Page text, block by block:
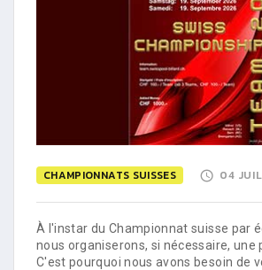
CHAMPIONNATS SUISSES 04
À l'instar du Championnat suisse par
nous organiserons, si nécessaire, une
C'est pourquoi nous avons besoin de